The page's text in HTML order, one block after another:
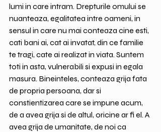
lumi in care intram. Drepturile omului se
nuanteaza, egalitatea intre oameni, in
sensul in care nu mai conteaza cine esti,
cati bani ai, cat ai invatat, din ce familie
te tragi, cate ai realizat in viata. Suntem
toti in asta, vulnerabili si expusi in egala
masura. Bineinteles, conteaza grija fata
de propria persoana, dar si
constientizarea care se impune acum,
de a avea grija si de altul, oricine ar fi el. A
avea grija de umanitate, de noi ca